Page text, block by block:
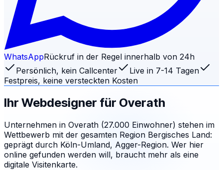
WhatsAppRückruf in der Regel innerhalb von 24h
Persönlich, kein Callcenter
Live in 7-14 Tagen
Festpreis, keine versteckten Kosten
Ihr Webdesigner für Overath
Unternehmen in Overath (27.000 Einwohner) stehen im
Wettbewerb mit der gesamten Region Bergisches Land:
geprägt durch Köln-Umland, Agger-Region. Wer hier
online gefunden werden will, braucht mehr als eine
digitale Visitenkarte.